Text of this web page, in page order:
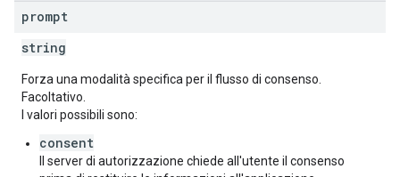
prompt
string
Forza una modalità specifica per il flusso di consenso.
Facoltativo.
I valori possibili sono:
consent
Il server di autorizzazione chiede all'utente il consenso